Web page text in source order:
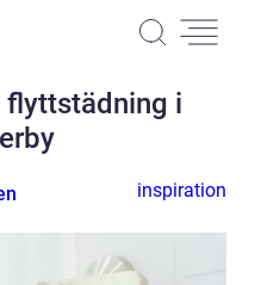
flyttstädning i
inspiration